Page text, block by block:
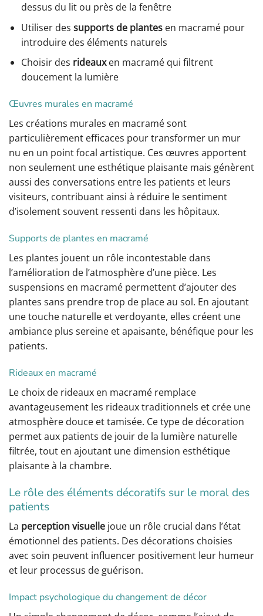
dessus du lit ou près de la fenêtre
Utiliser des supports de plantesen macramé pour
introduire des éléments naturels
Choisir des rideauxen macramé qui filtrent
doucement la lumière
Œuvres murales en macramé
Les créations murales en macramé sont
particulièrement efficaces pour transformer un mur
nu en un point focal artistique. Ces œuvres apportent
non seulement une esthétique plaisante mais génèrent
aussi des conversations entre les patients et leurs
visiteurs, contribuant ainsi à réduire le sentiment
d’isolement souvent ressenti dans les hôpitaux.
Supports de plantes en macramé
Les plantes jouent un rôle incontestable dans
l’amélioration de l’atmosphère d’une pièce. Les
suspensions en macramé permettent d’ajouter des
plantes sans prendre trop de place au sol. En ajoutant
une touche naturelle et verdoyante, elles créent une
ambiance plus sereine et apaisante, bénéfique pour les
patients.
Rideaux en macramé
Le choix de rideaux en macramé remplace
avantageusement les rideaux traditionnels et crée une
atmosphère douce et tamisée. Ce type de décoration
permet aux patients de jouir de la lumière naturelle
filtrée, tout en ajoutant une dimension esthétique
plaisante à la chambre.
Le rôle des éléments décoratifs sur le moral des
patients
La perception visuelle joue un rôle crucial dans l’état
émotionnel des patients. Des décorations choisies
avec soin peuvent influencer positivement leur humeur
et leur processus de guérison.
Impact psychologique du changement de décor